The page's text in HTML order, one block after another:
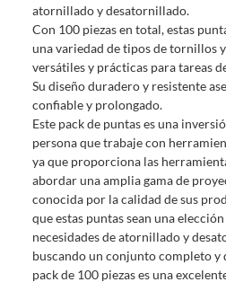
atornillado y desatornillado.
Con 100 piezas en total, estas
una variedad de tipos de tornillos
versátiles y prácticas para tareas
Su diseño duradero y resistente
confiable y prolongado.
Este pack de puntas es una
persona que trabaje con
ya que proporciona las
abordar una amplia gama de
conocida por la calidad de sus
que estas puntas sean una
necesidades de atornillado y
buscando un conjunto completo y
pack de 100 piezas es una